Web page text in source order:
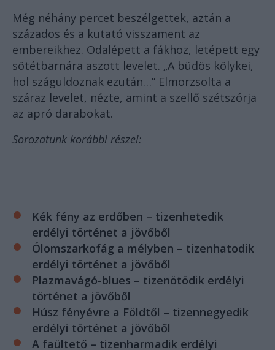
Még néhány percet beszélgettek, aztán a
százados és a kutató visszament az
embereikhez. Odalépett a fákhoz, letépett egy
sötétbarnára aszott levelet. „A büdös kölykei,
hol száguldoznak ezután…” Elmorzsolta a
száraz levelet, nézte, amint a szellő szétszórja
az apró darabokat.
Sorozatunk korábbi részei:
Kék fény az erdőben – tizenhetedik
erdélyi történet a jövőből
Ólomszarkofág a mélyben – tizenhatodik
erdélyi történet a jövőből
Plazmavágó-blues – tizenötödik erdélyi
történet a jövőből
Húsz fényévre a Földtől – tizennegyedik
erdélyi történet a jövőből
A faültető – tizenharmadik erdélyi